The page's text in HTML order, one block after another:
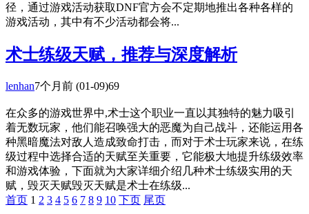
径，通过游戏活动获取DNF官方会不定期地推出各种各样的
游戏活动，其中有不少活动都会将...
术士练级天赋，推荐与深度解析
lenhan7个月前 (01-09)69
在众多的游戏世界中,术士这个职业一直以其独特的魅力吸引
着无数玩家，他们能召唤强大的恶魔为自己战斗，还能运用各
种黑暗魔法对敌人造成致命打击，而对于术士玩家来说，在练
级过程中选择合适的天赋至关重要，它能极大地提升练级效率
和游戏体验，下面就为大家详细介绍几种术士练级实用的天
赋，毁灭天赋毁灭天赋是术士在练级...
首页 1 2 3 4 5 6 7 8 9 10 下页 尾页